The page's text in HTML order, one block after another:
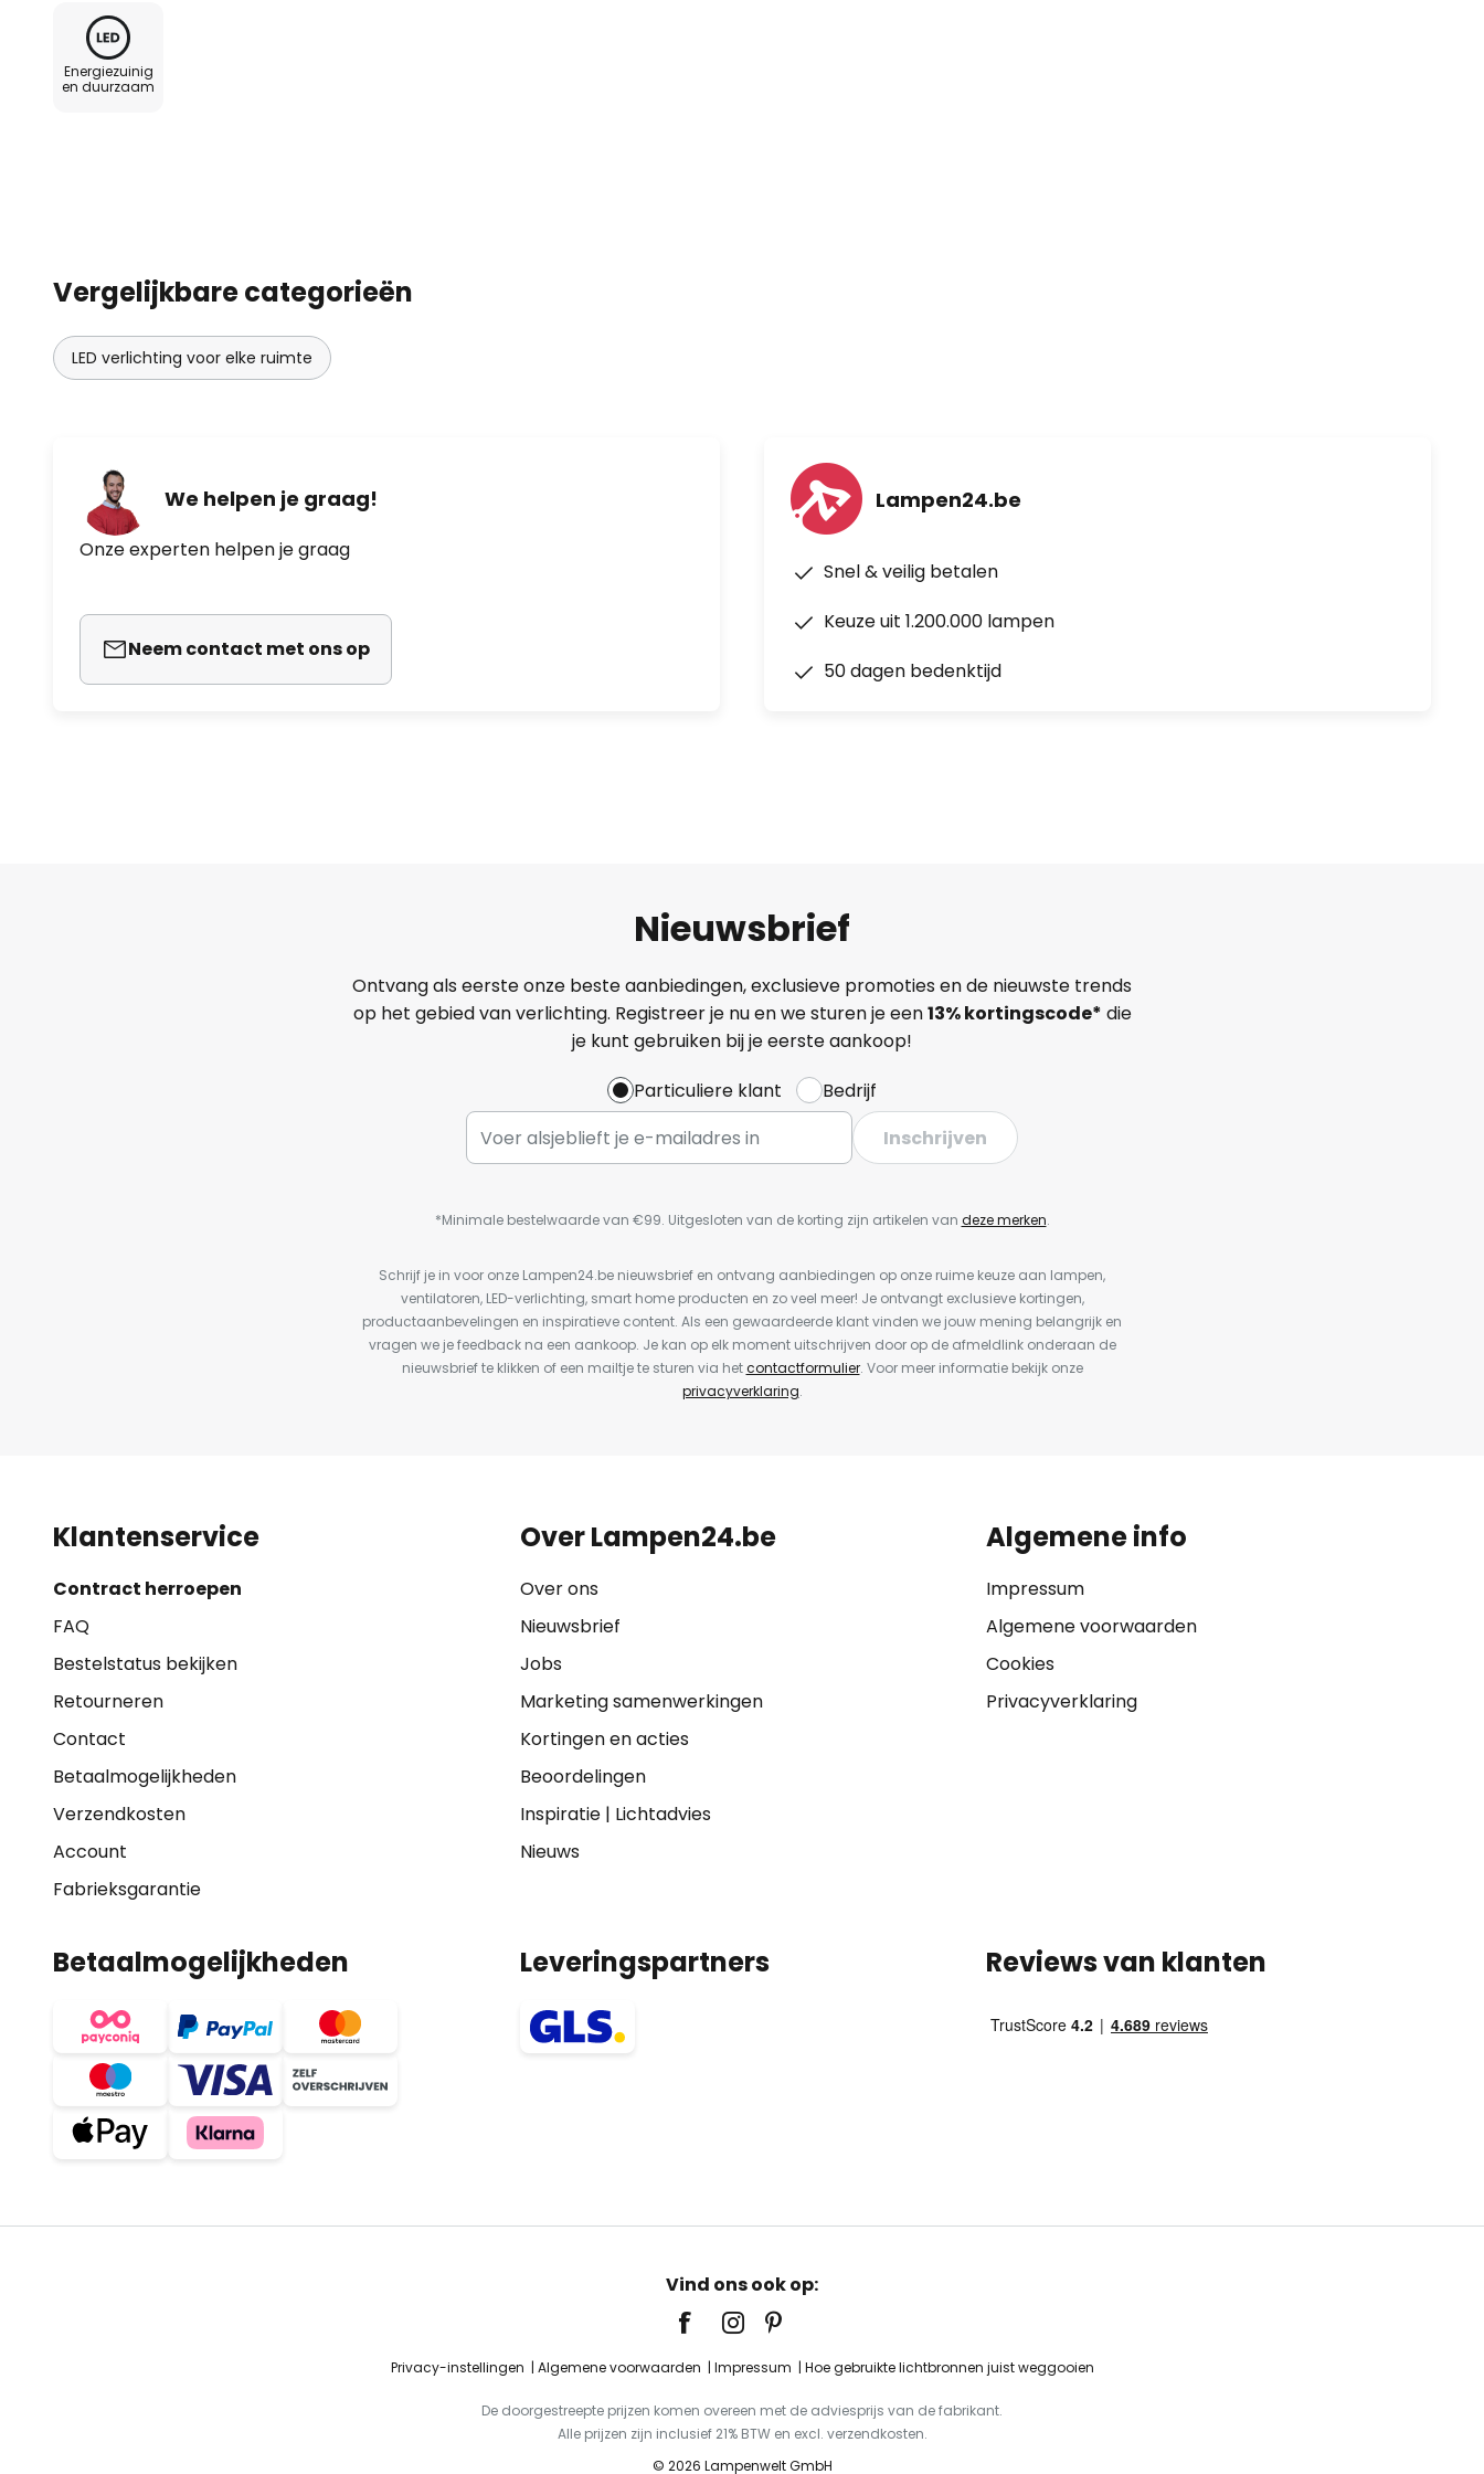
Energiezuinig
en duurzaam
Vergelijkbare categorieën
LED verlichting voor elke ruimte
We helpen je graag!
Onze experten helpen je graag
Neem contact met ons op
Lampen24.be
Snel & veilig betalen
Keuze uit 1.200.000 lampen
50 dagen bedenktijd
Nieuwsbrief
Ontvang als eerste onze beste aanbiedingen, exclusieve promoties en de nieuwste trends
op het gebied van verlichting. Registreer je nu en we sturen je een13%kortingscode* die
je kunt gebruiken bij je eerste aankoop!
Particuliere klant
Bedrijf
Inschrijven
*Minimale bestelwaarde van €99. Uitgesloten van de korting zijn artikelen van deze merken.
Schrijf je in voor onze Lampen24.be nieuwsbrief en ontvang aanbiedingen op onze ruime keuze aan lampen,
ventilatoren, LED-verlichting, smart home producten en zo veel meer! Je ontvangt exclusieve kortingen,
productaanbevelingen en inspiratieve content. Als een gewaardeerde klant vinden we jouw mening belangrijk en
vragen we je feedback na een aankoop. Je kan op elk moment uitschrijven door op de afmeldlink onderaan de
nieuwsbrief te klikken of een mailtje te sturen via hetcontactformulier. Voor meer informatie bekijk onze
privacyverklaring.
Klantenservice
Contract herroepen
FAQ
Bestelstatus bekijken
Retourneren
Contact
Betaalmogelijkheden
Verzendkosten
Account
Fabrieksgarantie
Over Lampen24.be
Over ons
Nieuwsbrief
Jobs
Marketing samenwerkingen
Kortingen en acties
Beoordelingen
Inspiratie| Lichtadvies
Nieuws
Algemene info
Impressum
Algemene voorwaarden
Cookies
Privacyverklaring
Betaalmogelijkheden Leveringspartners Reviews van klanten
Vind ons ook op:
Privacy-instellingen Algemene voorwaarden Impressum Hoe gebruikte lichtbronnen juist weggooien
De doorgestreepte prijzen komen overeen met de adviesprijs van de fabrikant.
Alle prijzen zijn inclusief 21% BTW en excl. verzendkosten.
© 2026 Lampenwelt GmbH